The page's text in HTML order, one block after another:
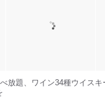
べ放題、ワイン34種ウイス